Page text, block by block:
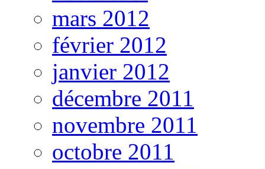
mars 2012
février 2012
janvier 2012
décembre 2011
novembre 2011
octobre 2011